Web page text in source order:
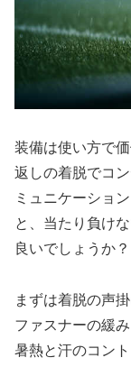
装備は使い方で
返しの着脱でコ
ミュニケーショ
と、当たり負け
良いでしょうか？
まずは着脱の声
ファスナーの緩
暑熱と汗のコン